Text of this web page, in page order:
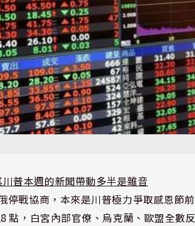
普本週的新聞帶動多半是雜音
停戰協商，本來是川普極力爭取感恩節
點，白宮內部官僚、烏克蘭、歐盟全數